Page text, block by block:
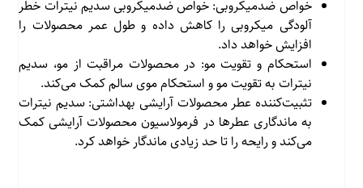
خواص ضدمیکروبی: خواص ضدمیکروبی سدیم نیترات خطر
آلودگی میکروبی را کاهش داده و طول عمر محصولات را
افزایش خواهد داد.
استحکام و تقویت مو: در محصولات مراقبت از مو، سدیم
نیترات به تقویت مو و استحکام موی سالم کمک می‌کند.
تثبیت‌کننده عطر محصولات آرایشی بهداشتی: سدیم نیترات
به ماندگاری عطرها در فرمولاسیون محصولات آرایشی کمک
می‌کند و رایحه را تا حد زیادی ماندگار خواهد کرد.